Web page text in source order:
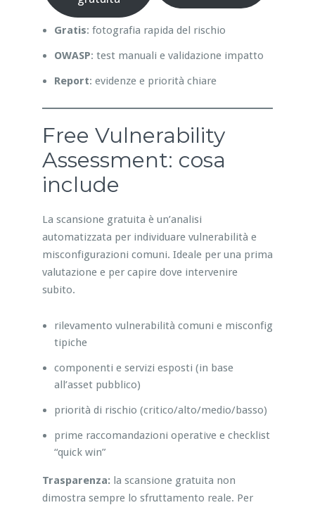
Gratis: fotografia rapida del rischio
OWASP: test manuali e validazione impatto
Report: evidenze e priorità chiare
Free Vulnerability
Assessment: cosa
include
La scansione gratuita è un’analisi
automatizzata per individuare vulnerabilità e
misconfigurazioni comuni. Ideale per una prima
valutazione e per capire dove intervenire
subito.
rilevamento vulnerabilità comuni e misconfig
tipiche
componenti e servizi esposti (in base
all’asset pubblico)
priorità di rischio (critico/alto/medio/basso)
prime raccomandazioni operative e checklist
“quick win”
Trasparenza: la scansione gratuita non
dimostra sempre lo sfruttamento reale. Per